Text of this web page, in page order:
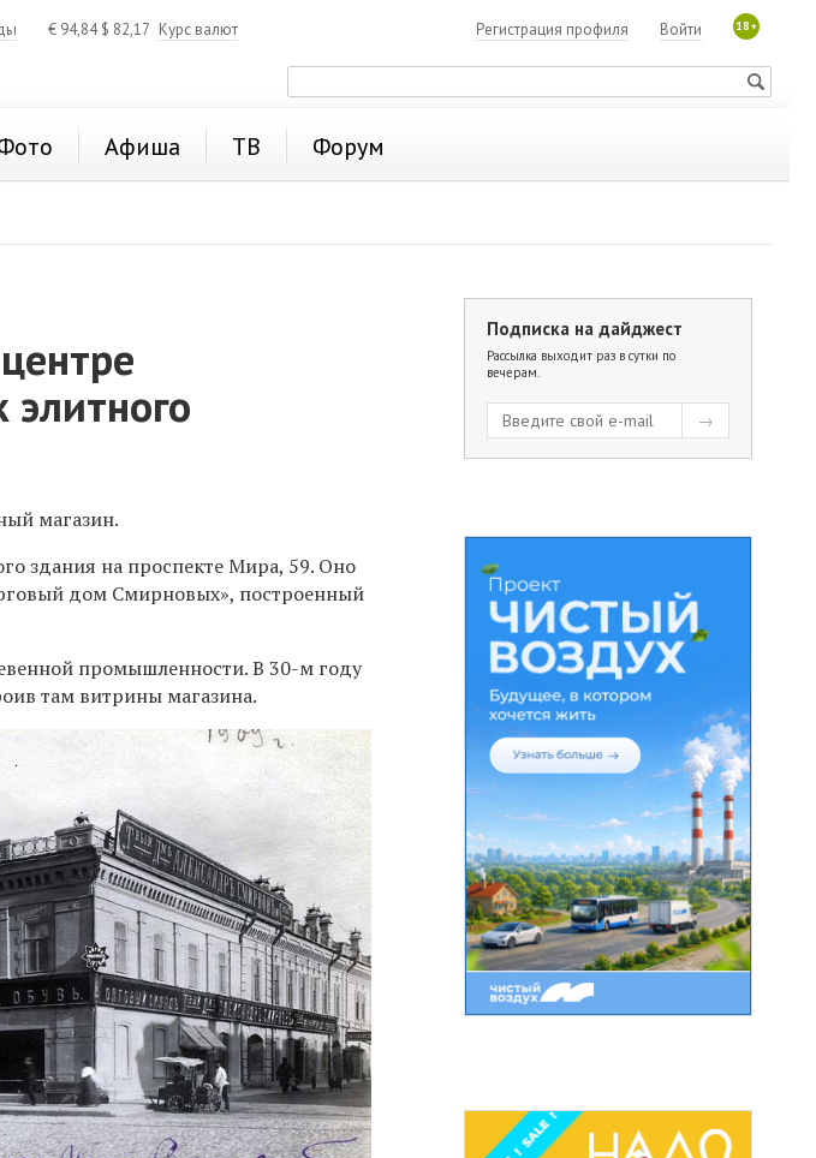
€ 94,84$ 82,17 Курс валют 18+
Войти
Регистрация профиля
Афиша ТВ Форум
элитного
магазин.
здания на проспекте Мира, 59. Оно
дом Смирновых», построенный
промышленности. В 30-м году
там витрины магазина.
Подписка на дайджест
Рассылка выходит раз в сутки по
вечерам.